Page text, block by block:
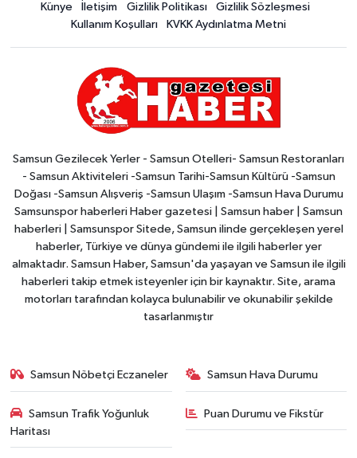
Künye İletişim Gizlilik Politikası
Gizlilik Sözleşmesi
Kullanım Koşulları
KVKK Aydınlatma Metni
Samsun Gezilecek Yerler - Samsun Otelleri- Samsun Restoranları
- Samsun Aktiviteleri -Samsun Tarihi-Samsun Kültürü -Samsun
Doğası -Samsun Alışveriş -Samsun Ulaşım -Samsun Hava Durumu
Samsunspor haberleri Haber gazetesi | Samsun haber | Samsun
haberleri | Samsunspor Sitede, Samsun ilinde gerçekleşen yerel
haberler, Türkiye ve dünya gündemi ile ilgili haberler yer
almaktadır. Samsun Haber, Samsun'da yaşayan ve Samsun ile ilgili
haberleri takip etmek isteyenler için bir kaynaktır. Site, arama
motorları tarafından kolayca bulunabilir ve okunabilir şekilde
tasarlanmıştır
Samsun Nöbetçi Eczaneler Samsun Hava Durumu
Samsun Trafik Yoğunluk
Haritası
Puan Durumu ve Fikstür